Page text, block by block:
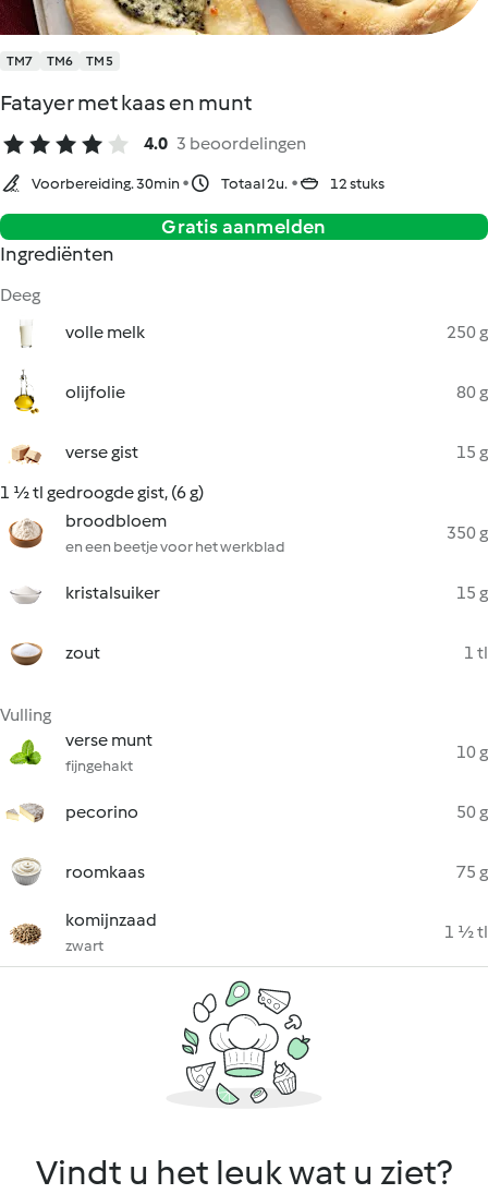
TM7 TM6 TM5
Fatayer met kaas en munt
4.0 3 beoordelingen
Voorbereiding. 30min Totaal 2u. 12 stuks
Gratis aanmelden
Ingrediënten
Deeg
volle melk
250 g
olijfolie 80 g
verse gist
15 g
1 ½ tl gedroogde gist, (6 g)
broodbloem
en een beetje voor het werkblad
350 g
kristalsuiker 15 g
zout 1 tl
Vulling
verse munt
fijngehakt
10 g
pecorino 50 g
roomkaas 75 g
komijnzaad
zwart
1 ½ tl
Vindt u het leuk wat u ziet?